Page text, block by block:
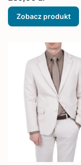
Zobacz produkt